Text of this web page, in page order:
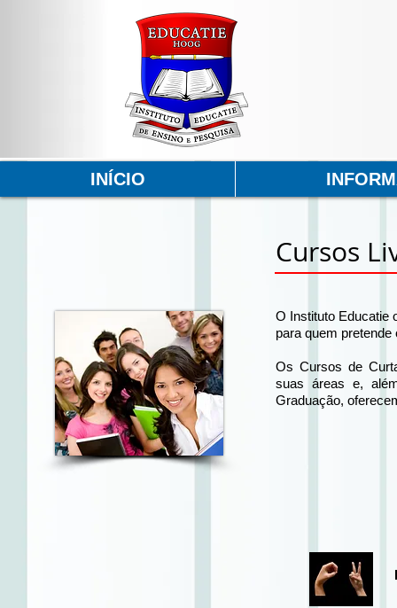
Cursos
O Instituto Educatie
para quem
Os Cursos de
suas áreas e,
Graduação,
INÍCIO